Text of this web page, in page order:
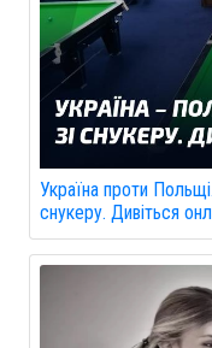
Україна проти
снукеру. Дивіться